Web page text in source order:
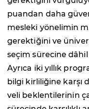
puandan daha
mesleki yönelimin
gerektiğini ve
seçim sürecine
Ayrıca iki yıllık
bilgi kirliliğine karşı
veli beklentilerinin